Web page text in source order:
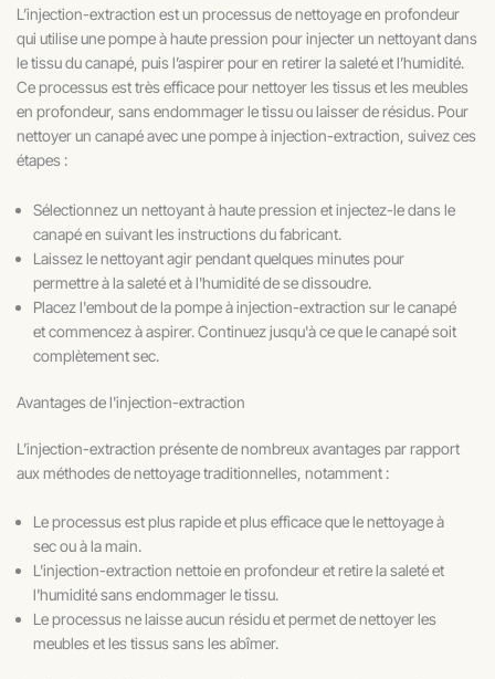
L’injection-extraction est un processus de nettoyage en profondeur
qui utilise une pompe à haute pression pour injecter un nettoyant dans
le tissu du canapé, puis l’aspirer pour en retirer la saleté et l’humidité.
Ce processus est très efficace pour nettoyer les tissus et les meubles
en profondeur, sans endommager le tissu ou laisser de résidus. Pour
nettoyer un canapé avec une pompe à injection-extraction, suivez ces
étapes :
Sélectionnez un nettoyant à haute pression et injectez-le dans le
canapé en suivant les instructions du fabricant.
Laissez le nettoyant agir pendant quelques minutes pour
permettre à la saleté et à l'humidité de se dissoudre.
Placez l'embout de la pompe à injection-extraction sur le canapé
et commencez à aspirer. Continuez jusqu'à ce que le canapé soit
complètement sec.
Avantages de l'injection-extraction
L’injection-extraction présente de nombreux avantages par rapport
aux méthodes de nettoyage traditionnelles, notamment :
Le processus est plus rapide et plus efficace que le nettoyage à
sec ou à la main.
L'injection-extraction nettoie en profondeur et retire la saleté et
l'humidité sans endommager le tissu.
Le processus ne laisse aucun résidu et permet de nettoyer les
meubles et les tissus sans les abîmer.